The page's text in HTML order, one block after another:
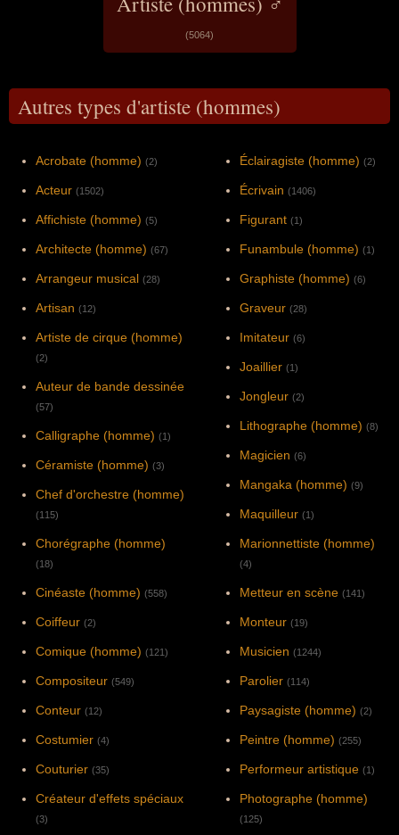
(5064)
Autres types d'artiste (hommes)
Acrobate (homme) (2)
Acteur (1502)
Affichiste (homme) (5)
Architecte (homme) (67)
Arrangeur musical (28)
Artisan (12)
Artiste de cirque (homme)
(2)
Auteur de bande dessinée
(57)
Calligraphe (homme) (1)
Céramiste (homme) (3)
Chef d'orchestre (homme)
(115)
Chorégraphe (homme)
(18)
Cinéaste (homme) (558)
Coiffeur (2)
Comique (homme) (121)
Compositeur (549)
Conteur (12)
Costumier (4)
Couturier (35)
Créateur d'effets spéciaux
(3)
Éclairagiste (homme) (2)
Écrivain (1406)
Figurant (1)
Funambule (homme) (1)
Graphiste (homme) (6)
Graveur (28)
Imitateur (6)
Joaillier (1)
Jongleur (2)
Lithographe (homme) (8)
Magicien (6)
Mangaka (homme) (9)
Maquilleur (1)
Marionnettiste (homme)
(4)
Metteur en scène (141)
Monteur (19)
Musicien (1244)
Parolier (114)
Paysagiste (homme) (2)
Peintre (homme) (255)
Performeur artistique (1)
Photographe (homme)
(125)